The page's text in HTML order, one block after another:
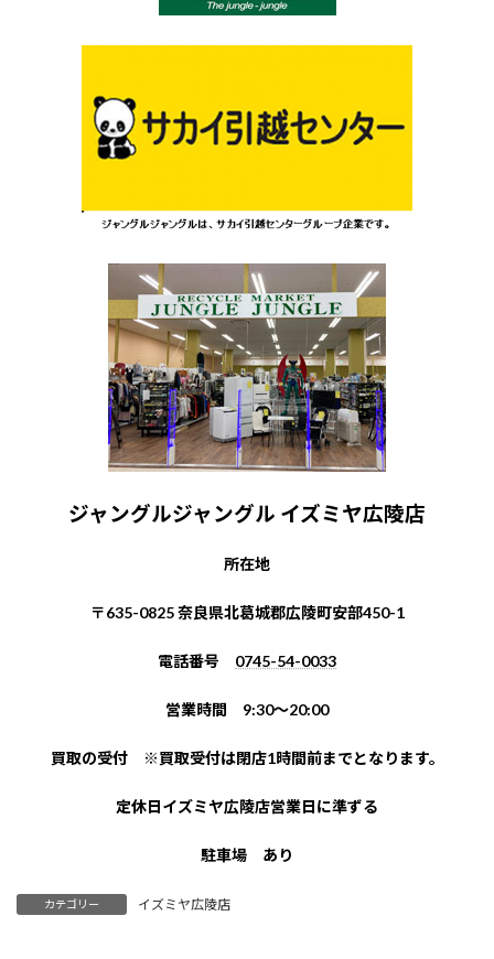
ジャングルジャングル イズミヤ広陵店
所在地
〒635-0825 奈良県北葛城郡広陵町安部450-1
電話番号 0745-54-0033
営業時間 9:30～20:00
買取の受付 ※買取受付は閉店1時間前までとなります。
定休日イズミヤ広陵店営業日に準ずる
駐車場 あり
カテゴリー イズミヤ広陵店